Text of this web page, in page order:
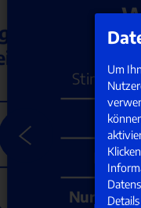
Bsp.
Nur nach
Um